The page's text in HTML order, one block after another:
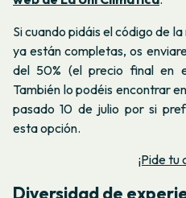
Si cuando pidáis el código de
ya están completas, os
del 50% (el precio final en
También lo podéis encontrar
pasado 10 de julio por si
esta opción.
¡Pide tu
Diversidad de